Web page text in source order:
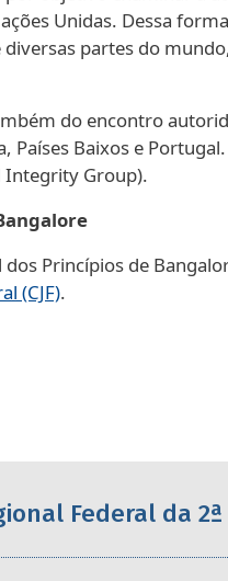
Unidas. Dessa
diversas partes do
do encontro
Países Baixos e
Integrity Group).
Princípios de
(CJF).
sobre os
Federal da 2ª